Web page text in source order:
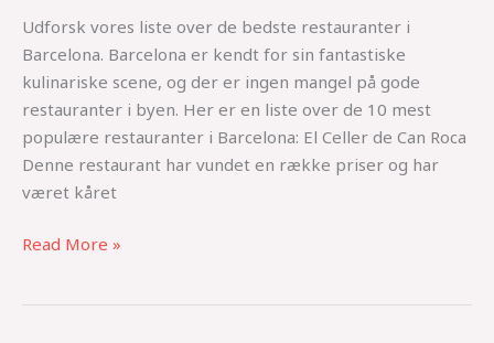
Udforsk vores liste over de bedste restauranter i
Barcelona. Barcelona er kendt for sin fantastiske
kulinariske scene, og der er ingen mangel på gode
restauranter i byen. Her er en liste over de 10 mest
populære restauranter i Barcelona: El Celler de Can Roca
Denne restaurant har vundet en række priser og har
været kåret
Read More »